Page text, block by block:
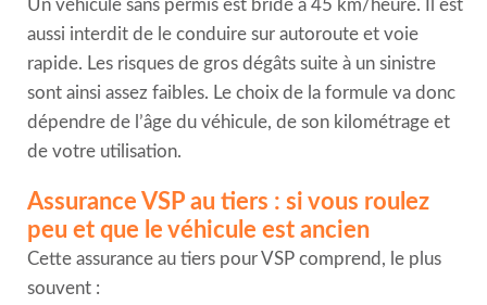
Un véhicule sans permis est bridé à 45 km/heure. Il est
aussi interdit de le conduire sur autoroute et voie
rapide. Les risques de gros dégâts suite à un sinistre
sont ainsi assez faibles. Le choix de la formule va donc
dépendre de l’âge du véhicule, de son kilométrage et
de votre utilisation.
Assurance VSP au tiers : si vous roulez
peu et que le véhicule est ancien
Cette assurance au tiers pour VSP comprend, le plus
souvent :